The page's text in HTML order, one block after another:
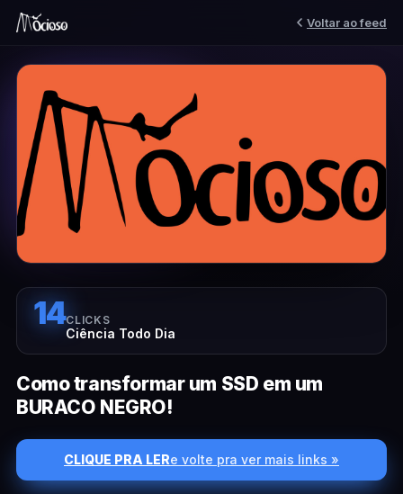
Voltar ao feed
14CLICKS
Ciência Todo Dia
Como transformar um SSD em um
BURACO NEGRO!
CLIQUE PRA LERe volte pra ver mais links »